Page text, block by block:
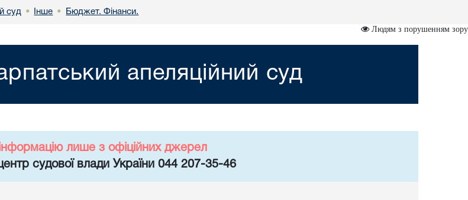
суд • Інше • Бюджет. Фінанси.
Людям з порушенням зору
апеляційний суд
лише з офіційних джерел
судової влади України 044 207-35-46